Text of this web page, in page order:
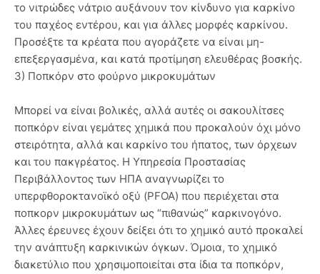
το νιτρώδες νάτριο αυξάνουν τον κίνδυνο για καρκίνο
του παχέος εντέρου, και για άλλες μορφές καρκίνου.
Προσέξτε τα κρέατα που αγοράζετε να είναι μη-
επεξεργασμένα, και κατά προτίμηση ελευθέρας βοσκής.
3) Ποπκόρν στο φούρνο μικροκυμάτων
Μπορεί να είναι βολικές, αλλά αυτές οι σακουλίτσες
ποπκόρν είναι γεμάτες χημικά που προκαλούν όχι μόνο
στειρότητα, αλλά και καρκίνο του ήπατος, των όρχεων
και του πακγρέατος. Η Υπηρεσία Προστασίας
Περιβάλλοντος των ΗΠΑ αναγνωρίζει το
υπερφθοροκτανοϊκό οξύ (PFOA) που περιέχεται στα
ποπκορν μικροκυμάτων ως “πιθανώς” καρκινογόνο.
Άλλες έρευνες έχουν δείξει ότι το χημικό αυτό προκαλεί
την ανάπτυξη καρκινικών όγκων. Όμοια, το χημικό
διακετύλιο που χρησιμοποιείται στα ίδια τα ποπκόρν,